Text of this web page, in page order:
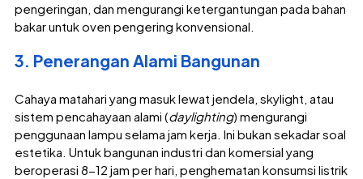
pengeringan, dan mengurangi ketergantungan pada bahan
bakar untuk oven pengering konvensional.
3. Penerangan Alami Bangunan
Cahaya matahari yang masuk lewat jendela, skylight, atau
sistem pencahayaan alami (daylighting) mengurangi
penggunaan lampu selama jam kerja. Ini bukan sekadar soal
estetika. Untuk bangunan industri dan komersial yang
beroperasi 8-12 jam per hari, penghematan konsumsi listrik